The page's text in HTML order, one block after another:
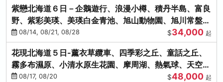
紫戀北海道６日－企鵝遊行、浪漫小樽、積丹半島、富良
野、紫彩美瑛、美瑛白金青池、旭山動物園、旭川常盤旋
轉塔08/14, 08/21, 08/28 $34,000 起
花現北海道５日-薰衣草纜車、四季彩之丘、童話之丘、
霧多布濕原、小清水原生花園、摩周湖、熱氣球、天空溫
泉SPA、螃蟹吃到飽
08/17, 08/20 $48,000 起